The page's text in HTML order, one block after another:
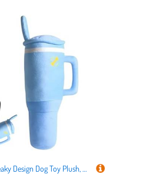
Ungtyb Squeaky Design Dog Toy Plush, Chewing Plush Toy, Sturdy Squeaky Pet Toy, Interactive Squeaky Dog Toys 30x14x9cm for Puppies, Dogs, Pet, Home, Indoors, Outdoor, Blue, Yellow Color